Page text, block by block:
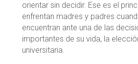
orientar sin decidir. Ese es el
enfrentan madres y padres
encuentran ante una de las
importantes de su vida, la
universitaria.